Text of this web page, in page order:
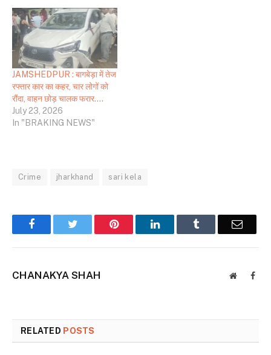
JAMSHEDPUR : बागबेड़ा में तेज
रफ्तार कार का कहर, चार लोगों को
रौंदा, वाहन छोड़ चालक फरार….
July 23, 2026
In "BRAKING NEWS"
Crime jharkhand sari kela
FacebookTwitter Pinterest LinkedInTumblr Email
CHANAKYA SHAH Website
RELATED POSTS